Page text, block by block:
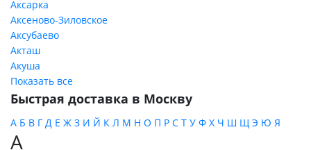
Аксарка
Аксеново-Зиловское
Аксубаево
Акташ
Акуша
Показать все
Быстрая доставка в Москву
А Б В Г Д Е Ж З И Й К Л М Н О П Р С Т У Ф Х Ч Ш Щ Э Ю Я
А